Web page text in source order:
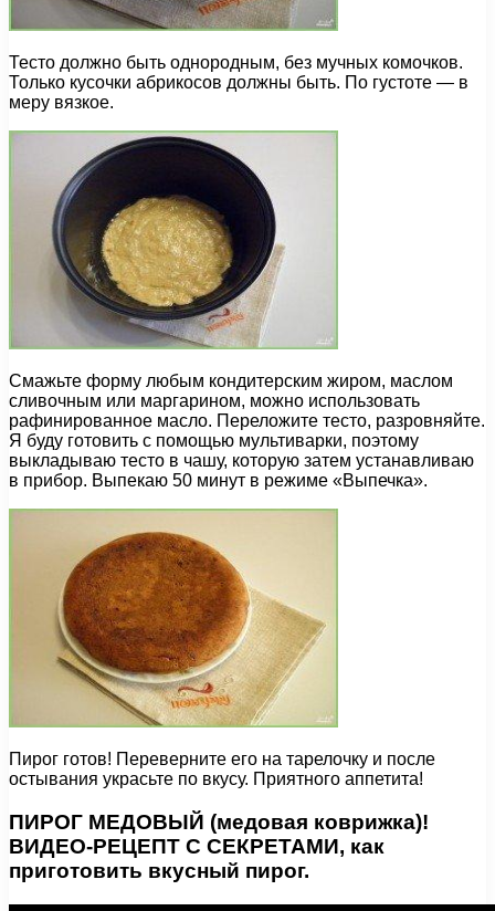
Тесто должно быть однородным, без мучных комочков.
Только кусочки абрикосов должны быть. По густоте — в
меру вязкое.
Смажьте форму любым кондитерским жиром, маслом
сливочным или маргарином, можно использовать
рафинированное масло. Переложите тесто, разровняйте.
Я буду готовить с помощью мультиварки, поэтому
выкладываю тесто в чашу, которую затем устанавливаю
в прибор. Выпекаю 50 минут в режиме «Выпечка».
Пирог готов! Переверните его на тарелочку и после
остывания украсьте по вкусу. Приятного аппетита!
ПИРОГ МЕДОВЫЙ (медовая коврижка)!
ВИДЕО-РЕЦЕПТ С СЕКРЕТАМИ, как
приготовить вкусный пирог.